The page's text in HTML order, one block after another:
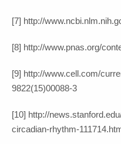
[7] http://
[8] http://www.pnas.org/
[9] http://www.cell.com/
9822(15)00088-3
[10] http://
circadian-rhythm-